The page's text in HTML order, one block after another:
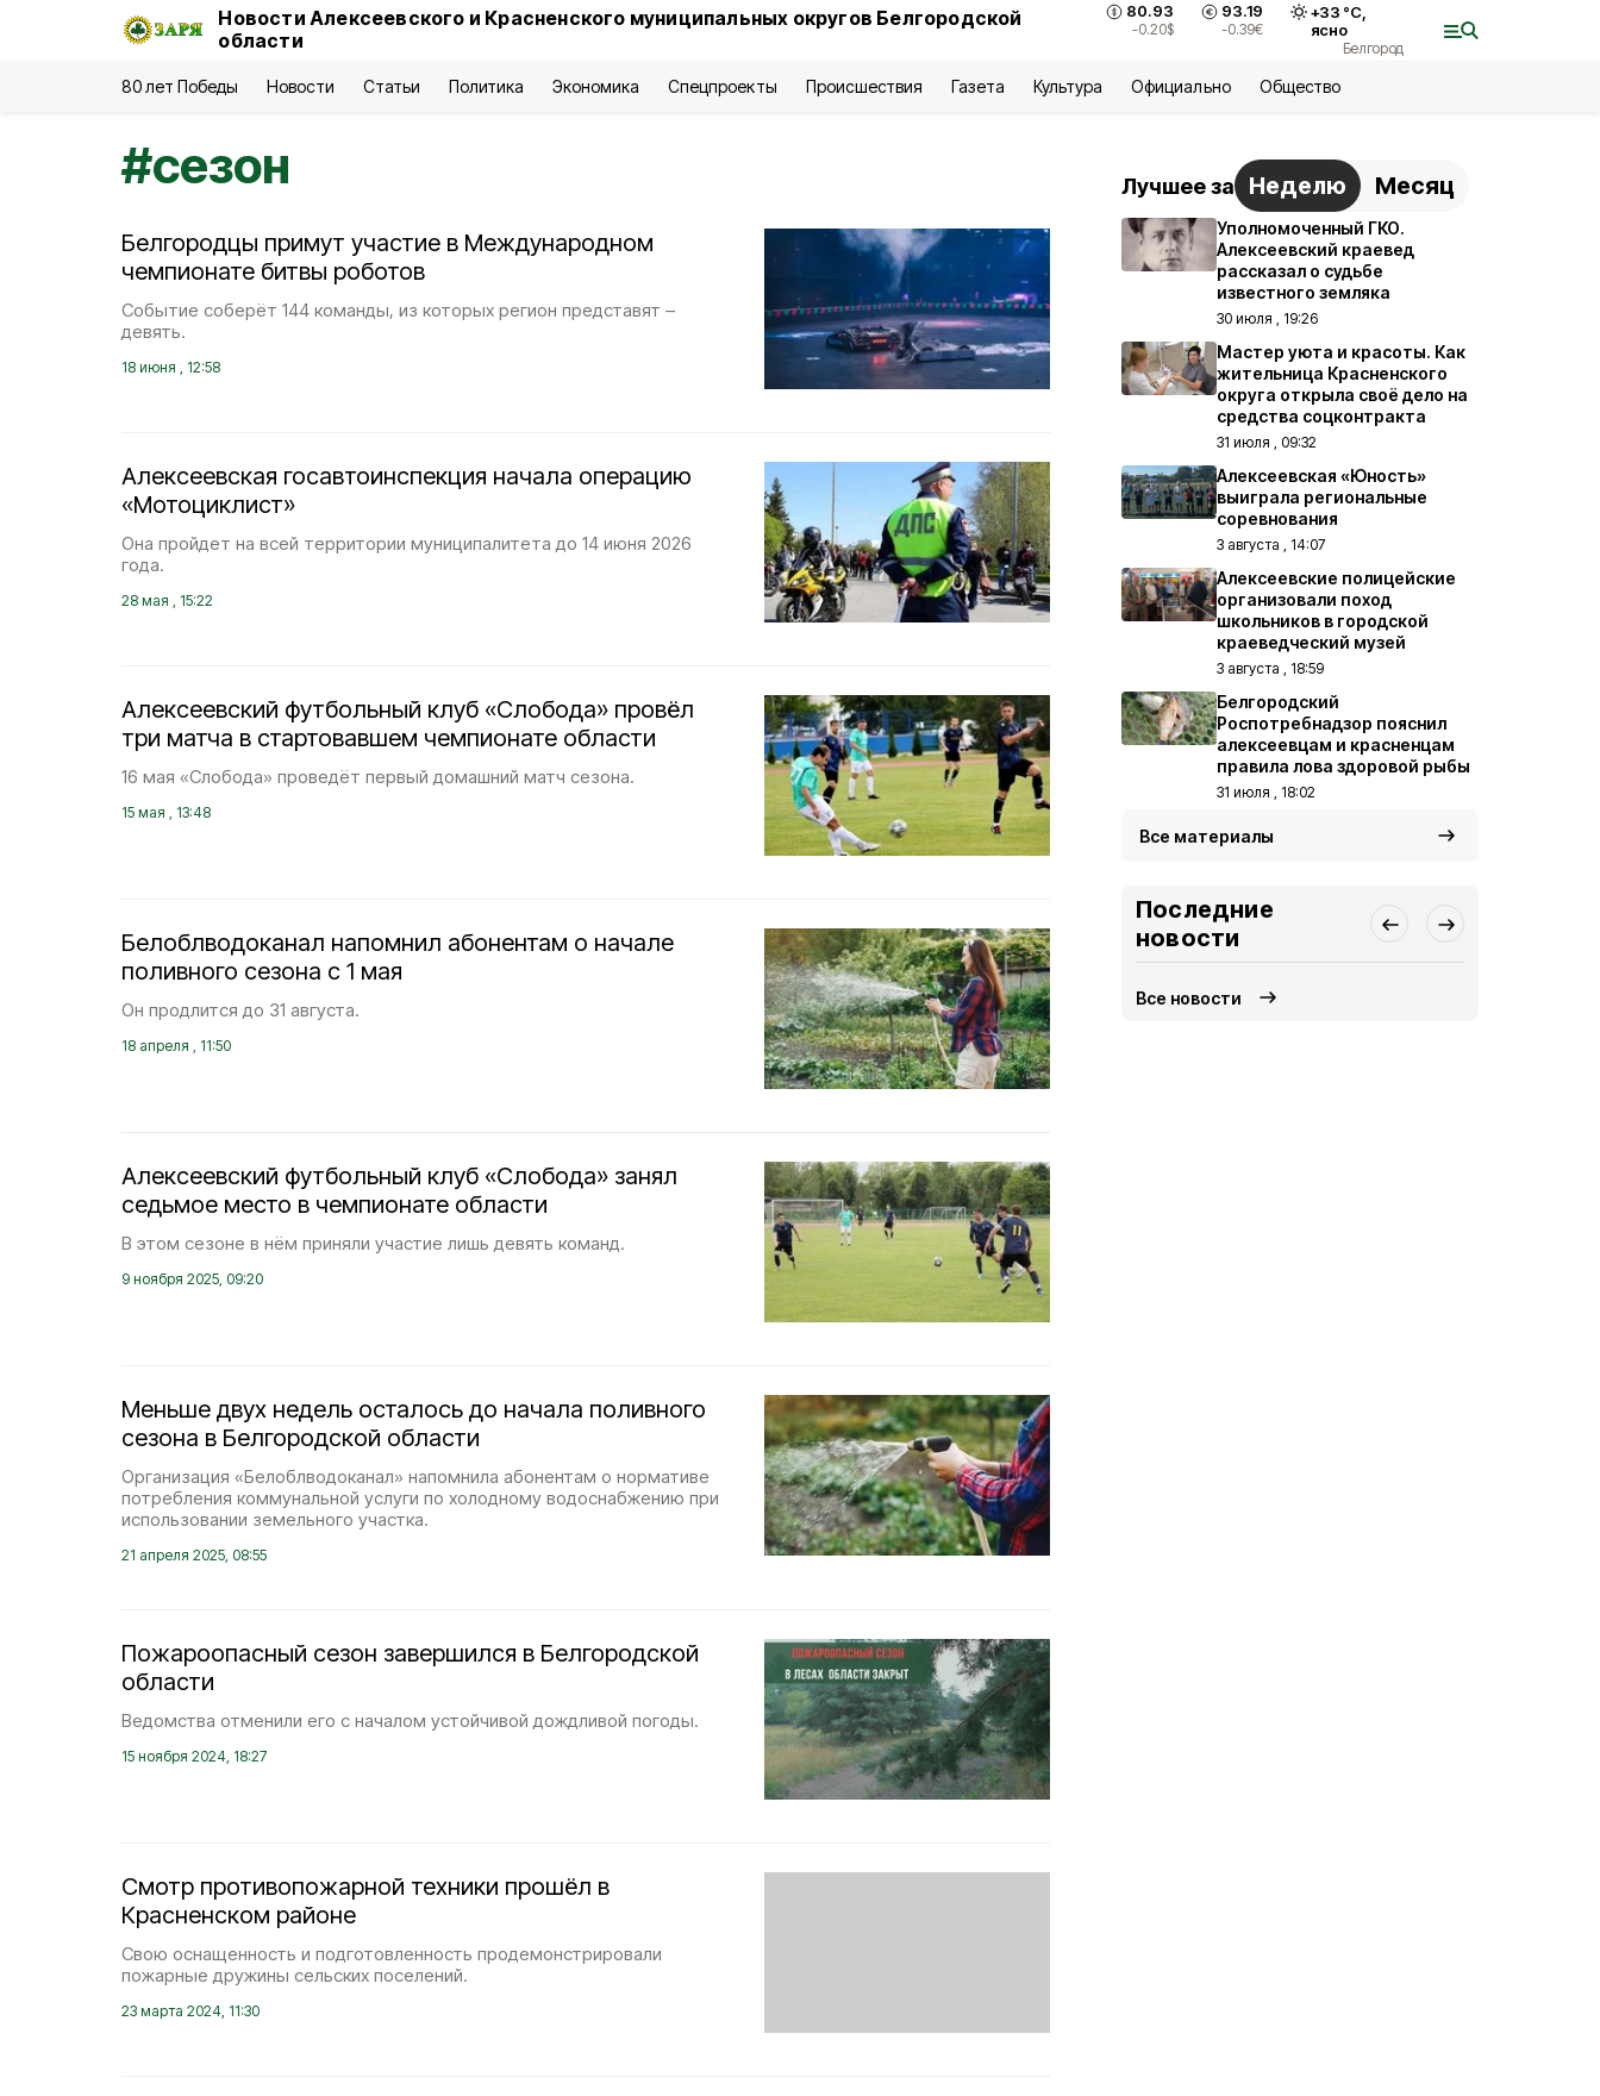
Новости Алексеевского и Красненского муниципальных округов Белгородской
области
80.93
-0.20$
93.19
-0.39€
+33 °С,
ясно
Белгород
80 лет Победы Новости Статьи Политика Экономика Спецпроекты Происшествия Газета Культура Официально Общество
#сезон
Белгородцы примут участие в Международном
чемпионате битвы роботов
Событие соберёт 144 команды, из которых регион представят –
девять.
18 июня , 12:58
Алексеевская госавтоинспекция начала операцию
«Мотоциклист»
Она пройдет на всей территории муниципалитета до 14 июня 2026
года.
28 мая , 15:22
Алексеевский футбольный клуб «Слобода» провёл
три матча в стартовавшем чемпионате области
16 мая «Слобода» проведёт первый домашний матч сезона.
15 мая , 13:48
Белоблводоканал напомнил абонентам о начале
поливного сезона с 1 мая
Он продлится до 31 августа.
18 апреля , 11:50
Алексеевский футбольный клуб «Слобода» занял
седьмое место в чемпионате области
В этом сезоне в нём приняли участие лишь девять команд.
9 ноября 2025, 09:20
Меньше двух недель осталось до начала поливного
сезона в Белгородской области
Организация «Белоблводоканал» напомнила абонентам о нормативе
потребления коммунальной услуги по холодному водоснабжению при
использовании земельного участка.
21 апреля 2025, 08:55
Пожароопасный сезон завершился в Белгородской
области
Ведомства отменили его с началом устойчивой дождливой погоды.
15 ноября 2024, 18:27
Смотр противопожарной техники прошёл в
Красненском районе
Свою оснащенность и подготовленность продемонстрировали
пожарные дружины сельских поселений.
23 марта 2024, 11:30
Лучшее за Неделю Месяц
Уполномоченный ГКО.
Алексеевский краевед
рассказал о судьбе
известного земляка
30 июля , 19:26
Мастер уюта и красоты. Как
жительница Красненского
округа открыла своё дело на
средства соцконтракта
31 июля , 09:32
Алексеевская «Юность»
выиграла региональные
соревнования
3 августа , 14:07
Алексеевские полицейские
организовали поход
школьников в городской
краеведческий музей
3 августа , 18:59
Белгородский
Роспотребнадзор пояснил
алексеевцам и красненцам
правила лова здоровой рыбы
31 июля , 18:02
Все материалы
Последние
новости
Все новости